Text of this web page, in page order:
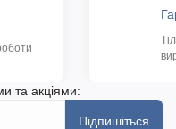
та акціями:
Підпишіться